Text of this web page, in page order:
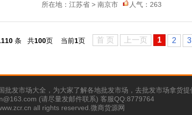
所在地： 江苏省 > 南京市 人气：263
条 共100页 当前1页 首 页 上一页 1 2 3
批发市场大全，为大家了解各地批发市场，去批发市场拿货提
(请尽量发邮件联系) 客服QQ:8779764
all rights reserved.微商货源网